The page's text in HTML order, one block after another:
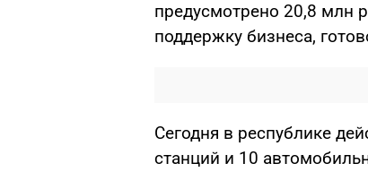
предусмотрено 20,8 млн
поддержку бизнеса,
Сегодня в республике
станций и 10